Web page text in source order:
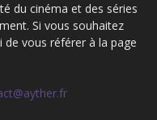
du cinéma et des séries
Si vous souhaitez
vous référer à la page